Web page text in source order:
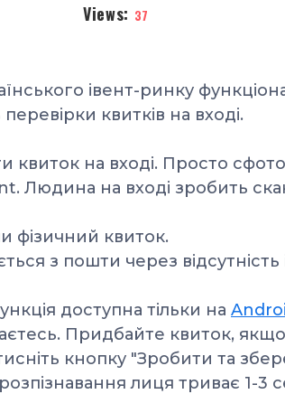
Views: 37
івент-ринку
квитків на вході.
квиток на вході. Просто
Людина на вході зробить
фізичний квиток.
з пошти через відсутність
доступна тільки на
Придбайте квиток,
кнопку "Зробити та
лиця триває 1-3